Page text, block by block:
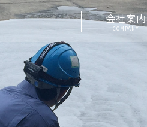
会社案内
COMPANY